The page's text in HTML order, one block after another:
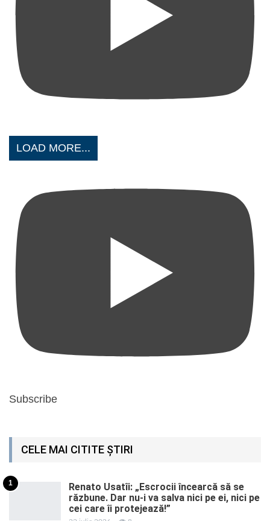
LOAD MORE...
Subscribe
CELE MAI CITITE ȘTIRI
1
Renato Usatîi: „Escrocii încearcă să se
răzbune. Dar nu-i va salva nici pe ei, nici pe
cei care îi protejează!”